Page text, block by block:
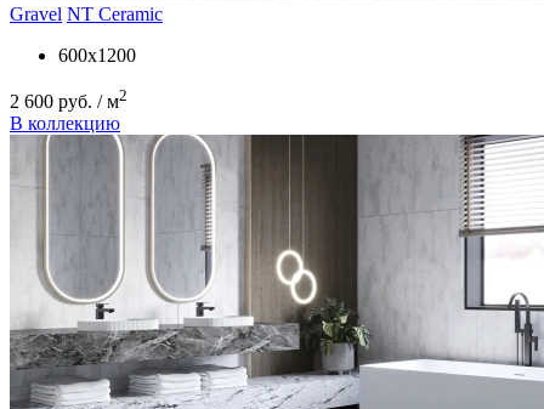
Gravel NT Ceramic
600x1200
2 600 руб. / м2
В коллекцию